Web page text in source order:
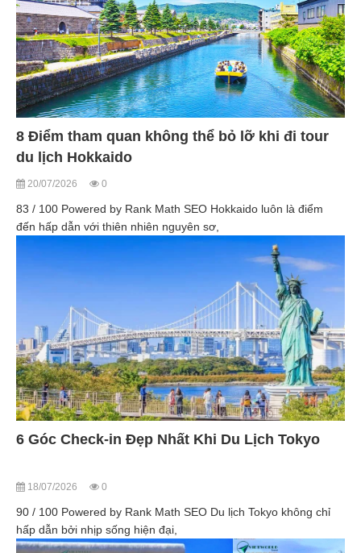
8 Điểm tham quan không thể bỏ lỡ khi đi tour
du lịch Hokkaido
20/07/2026 0
83 / 100 Powered by Rank Math SEO Hokkaido luôn là điểm
đến hấp dẫn với thiên nhiên nguyên sơ,
6 Góc Check-in Đẹp Nhất Khi Du Lịch Tokyo
18/07/2026 0
90 / 100 Powered by Rank Math SEO Du lịch Tokyo không chỉ
hấp dẫn bởi nhịp sống hiện đại,